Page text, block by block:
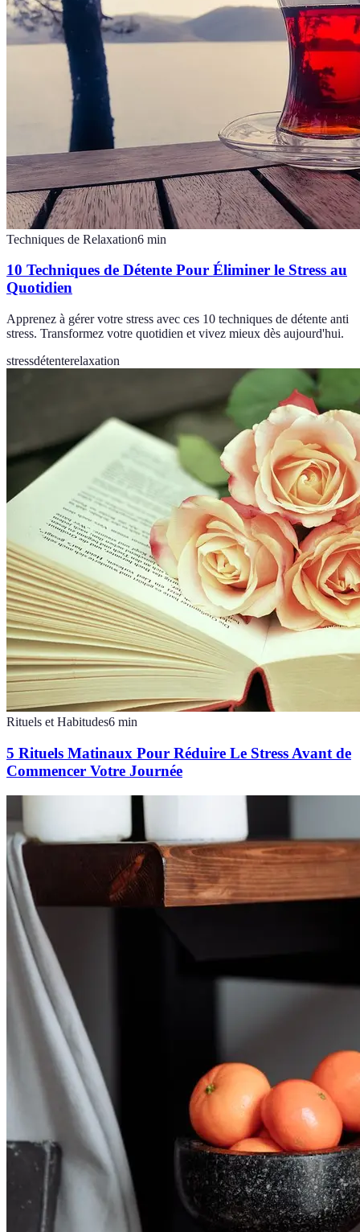
Techniques de Relaxation6 min
10 Techniques de Détente Pour Éliminer le Stress au
Quotidien
Apprenez à gérer votre stress avec ces 10 techniques de détente anti
stress. Transformez votre quotidien et vivez mieux dès aujourd'hui.
stressdétenterelaxation
Rituels et Habitudes6 min
5 Rituels Matinaux Pour Réduire Le Stress Avant de
Commencer Votre Journée